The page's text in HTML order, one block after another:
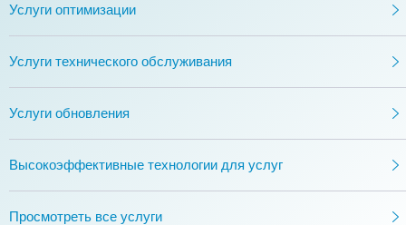
Услуги оптимизации
Услуги технического обслуживания
Услуги обновления
Высокоэффективные технологии для услуг
Просмотреть все услуги